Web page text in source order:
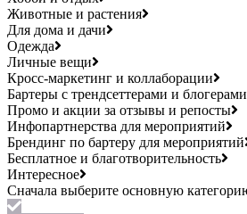
Животные и растения
Для дома и дачи
Одежда
Личные вещи
Кросс-маркетинг и коллаборации
Бартеры с трендсеттерами и блогерами
Промо и акции за отзывы и репосты
Инфопартнерства для мероприятий
Брендинг по бартеру для мероприятий
Бесплатное и благотворительность
Интересное